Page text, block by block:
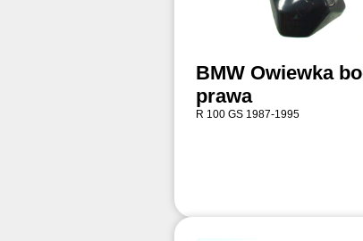
BMW Owiewka
prawa
R 100 GS 1987-1995